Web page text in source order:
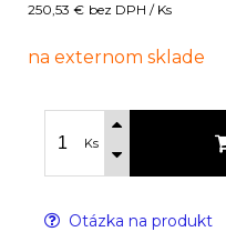
250,53 € bez DPH / Ks
na externom sklade
Ks
Otázka na produkt